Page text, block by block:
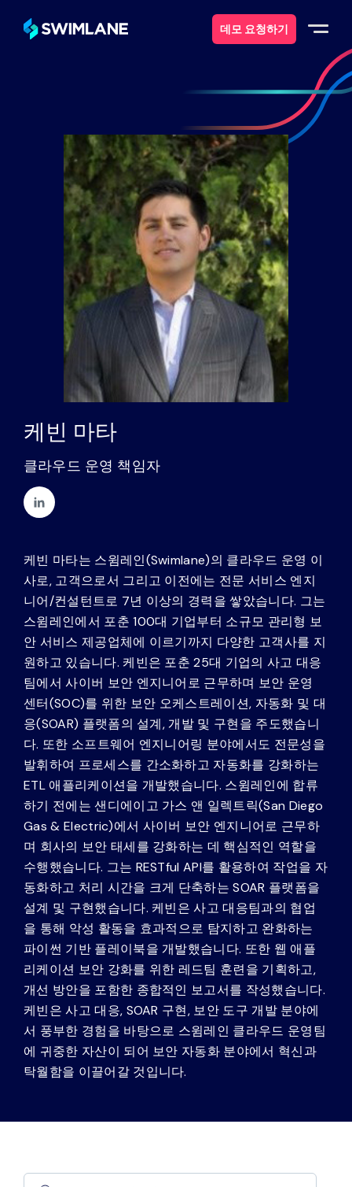
데모 요청하기
스윔레인이란 무엇일까요?
솔루션
서비스
에 대한
파트너
연락하다
지원하다
데모 요청하기
케빈 마타
클라우드 운영 책임자
케빈 마타는 스윔레인(Swimlane)의 클라우드 운영 이
사로, 고객으로서 그리고 이전에는 전문 서비스 엔지
니어/컨설턴트로 7년 이상의 경력을 쌓았습니다. 그는
스윔레인에서 포춘 100대 기업부터 소규모 관리형 보
안 서비스 제공업체에 이르기까지 다양한 고객사를 지
원하고 있습니다. 케빈은 포춘 25대 기업의 사고 대응
팀에서 사이버 보안 엔지니어로 근무하며 보안 운영
센터(SOC)를 위한 보안 오케스트레이션, 자동화 및 대
응(SOAR) 플랫폼의 설계, 개발 및 구현을 주도했습니
다. 또한 소프트웨어 엔지니어링 분야에서도 전문성을
발휘하여 프로세스를 간소화하고 자동화를 강화하는
ETL 애플리케이션을 개발했습니다. 스윔레인에 합류
하기 전에는 샌디에이고 가스 앤 일렉트릭(San Diego
Gas & Electric)에서 사이버 보안 엔지니어로 근무하
며 회사의 보안 태세를 강화하는 데 핵심적인 역할을
수행했습니다. 그는 RESTful API를 활용하여 작업을 자
동화하고 처리 시간을 크게 단축하는 SOAR 플랫폼을
설계 및 구현했습니다. 케빈은 사고 대응팀과의 협업
을 통해 악성 활동을 효과적으로 탐지하고 완화하는
파이썬 기반 플레이북을 개발했습니다. 또한 웹 애플
리케이션 보안 강화를 위한 레드팀 훈련을 기획하고,
개선 방안을 포함한 종합적인 보고서를 작성했습니다.
케빈은 사고 대응, SOAR 구현, 보안 도구 개발 분야에
서 풍부한 경험을 바탕으로 스윔레인 클라우드 운영팀
에 귀중한 자산이 되어 보안 자동화 분야에서 혁신과
탁월함을 이끌어갈 것입니다.